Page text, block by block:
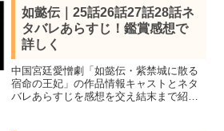
如懿伝｜25話26話27話28話ネ
タバレあらすじ！鑑賞感想で
詳しく
中国宮廷愛憎劇「如懿伝・紫禁城に散る
宿命の王妃」の作品情報キャストとネタ
バレあらすじを感想を交え結末まで紹